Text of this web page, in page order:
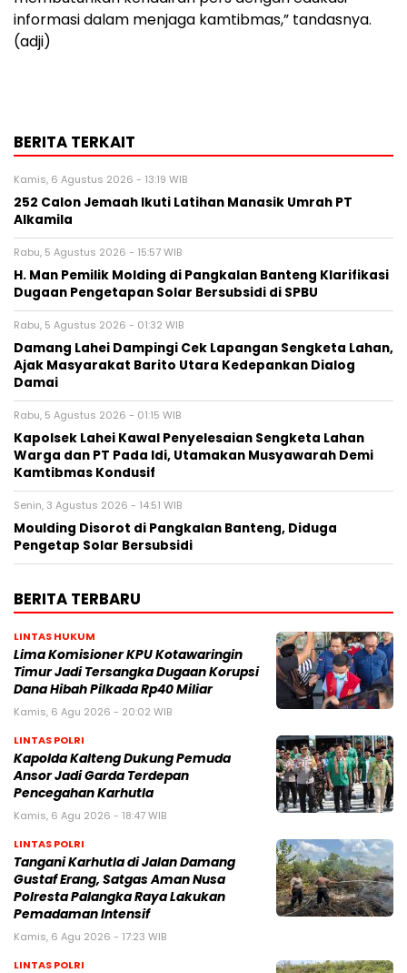
informasi dalam menjaga kamtibmas,” tandasnya.
(adji)
BERITA TERKAIT
Kamis, 6 Agustus 2026 - 13:19 WIB
252 Calon Jemaah Ikuti Latihan Manasik Umrah PT
Alkamila
Rabu, 5 Agustus 2026 - 15:57 WIB
H. Man Pemilik Molding di Pangkalan Banteng Klarifikasi
Dugaan Pengetapan Solar Bersubsidi di SPBU
Rabu, 5 Agustus 2026 - 01:32 WIB
Damang Lahei Dampingi Cek Lapangan Sengketa Lahan,
Ajak Masyarakat Barito Utara Kedepankan Dialog
Damai
Rabu, 5 Agustus 2026 - 01:15 WIB
Kapolsek Lahei Kawal Penyelesaian Sengketa Lahan
Warga dan PT Pada Idi, Utamakan Musyawarah Demi
Kamtibmas Kondusif
Senin, 3 Agustus 2026 - 14:51 WIB
Moulding Disorot di Pangkalan Banteng, Diduga
Pengetap Solar Bersubsidi
BERITA TERBARU
LINTAS HUKUM
Lima Komisioner KPU Kotawaringin
Timur Jadi Tersangka Dugaan Korupsi
Dana Hibah Pilkada Rp40 Miliar
Kamis, 6 Agu 2026 - 20:02 WIB
LINTAS POLRI
Kapolda Kalteng Dukung Pemuda
Ansor Jadi Garda Terdepan
Pencegahan Karhutla
Kamis, 6 Agu 2026 - 18:47 WIB
LINTAS POLRI
Tangani Karhutla di Jalan Damang
Gustaf Erang, Satgas Aman Nusa
Polresta Palangka Raya Lakukan
Pemadaman Intensif
Kamis, 6 Agu 2026 - 17:23 WIB
LINTAS POLRI